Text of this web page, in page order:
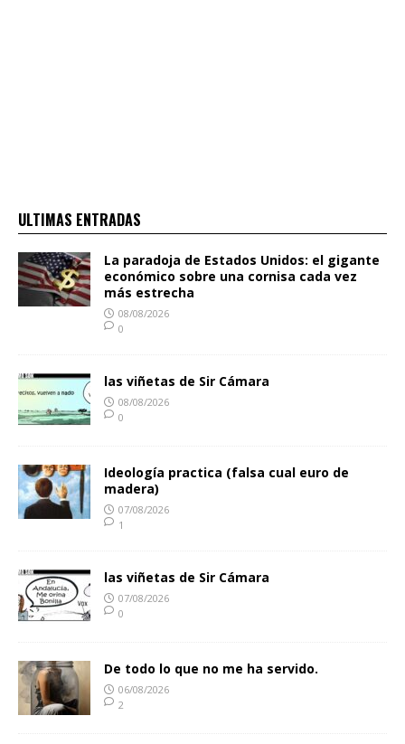
ULTIMAS ENTRADAS
La paradoja de Estados Unidos: el gigante
económico sobre una cornisa cada vez
más estrecha
08/08/2026
0
las viñetas de Sir Cámara
08/08/2026
0
Ideología practica (falsa cual euro de
madera)
07/08/2026
1
las viñetas de Sir Cámara
07/08/2026
0
De todo lo que no me ha servido.
06/08/2026
2